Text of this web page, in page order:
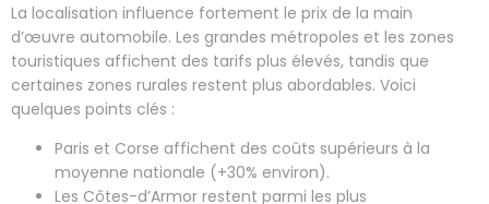
La localisation influence fortement le prix de la main
d’œuvre automobile. Les grandes métropoles et les zones
touristiques affichent des tarifs plus élevés, tandis que
certaines zones rurales restent plus abordables. Voici
quelques points clés :
Paris et Corse affichent des coûts supérieurs à la
moyenne nationale (+30% environ).
Les Côtes-d’Armor restent parmi les plus